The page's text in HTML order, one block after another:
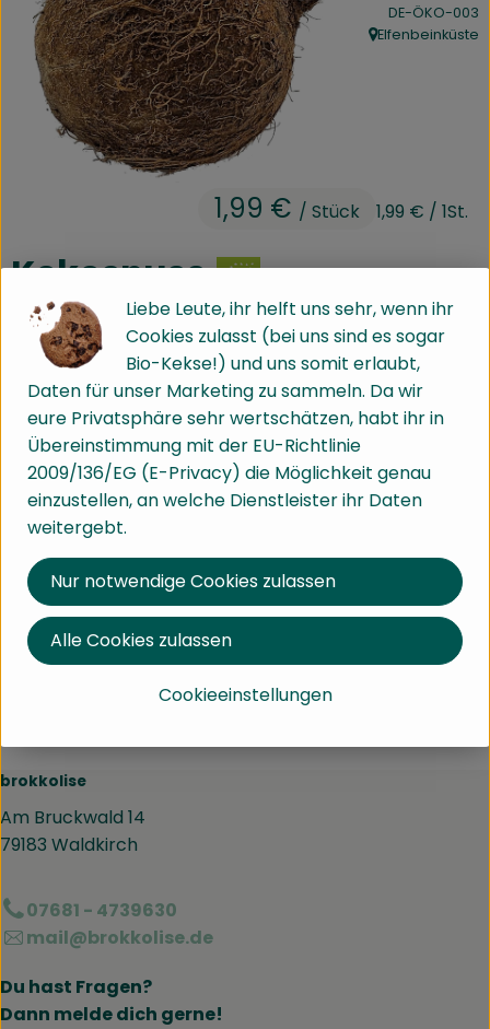
Kühltheke
Speisekammer
Bäckerei
Getränke
Biomarkt Waldkirch
Über brokkolise
Wissenswertes
Kokosnuss
1,99 € / Stück 1,99 € / 1St.
, Kontrollstelle:
DE-ÖKO-003
, Herkunft:
Elfenbeinküste
Artikel ist aktuell nicht bestellbar!
#2555 1,99 € / Stück 1,99 € Handelsklasse 2
Info Herkunft
Info
Produktinformationen
Herkunft
brokkolise
Am Bruckwald 14
79183 Waldkirch
07681 - 4739630
mail@brokkolise.de
Du hast Fragen?
Dann melde dich gerne!
Liebe Leute, ihr helft uns sehr, wenn ihr
Cookies zulasst (bei uns sind es sogar
Bio-Kekse!) und uns somit erlaubt,
Daten für unser Marketing zu sammeln. Da wir
eure Privatsphäre sehr wertschätzen, habt ihr in
Übereinstimmung mit der EU-Richtlinie
2009/136/EG (E-Privacy) die Möglichkeit genau
einzustellen, an welche Dienstleister ihr Daten
weitergebt.
Cookieeinstellungen
Nur notwendige Cookies zulassen
Alle Cookies zulassen